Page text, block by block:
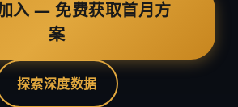
入 — 免费获取首月方
案
探索深度数据